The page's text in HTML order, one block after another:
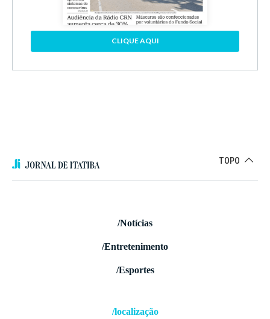
CLIQUE AQUI
TOPO
/Notícias
/Entretenimento
/Esportes
/localização